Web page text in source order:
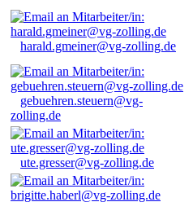
harald.gmeiner@vg-zolling.de
gebuehren.steuern@vg-
zolling.de
ute.gresser@vg-zolling.de